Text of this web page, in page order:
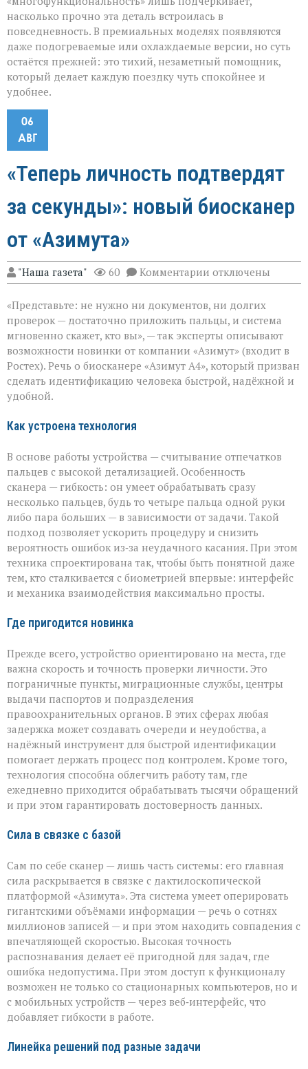
насколько прочно эта деталь встроилась в
повседневность. В премиальных моделях появляются
даже подогреваемые или охлаждаемые версии, но суть
остаётся прежней: это тихий, незаметный помощник,
который делает каждую поездку чуть спокойнее и
удобнее.
06
АВГ
«Теперь личность подтвердят
за секунды»: новый биосканер
от «Азимута»
"Наша газета" 60 Комментарии к
записи
личность
подтвердят
за
секунды»:
новый
биосканер
от
«Азимута»
отключены
«Представьте: не нужно ни документов, ни долгих
проверок — достаточно приложить пальцы, и система
мгновенно скажет, кто вы», — так эксперты описывают
возможности новинки от компании «Азимут» (входит в
Ростех). Речь о биосканере «Азимут А4», который призван
сделать идентификацию человека быстрой, надёжной и
удобной.
Как устроена технология
В основе работы устройства — считывание отпечатков
пальцев с высокой детализацией. Особенность
сканера — гибкость: он умеет обрабатывать сразу
несколько пальцев, будь то четыре пальца одной руки
либо пара больших — в зависимости от задачи. Такой
подход позволяет ускорить процедуру и снизить
вероятность ошибок из‑за неудачного касания. При этом
техника спроектирована так, чтобы быть понятной даже
тем, кто сталкивается с биометрией впервые: интерфейс
и механика взаимодействия максимально просты.
Где пригодится новинка
Прежде всего, устройство ориентировано на места, где
важна скорость и точность проверки личности. Это
пограничные пункты, миграционные службы, центры
выдачи паспортов и подразделения
правоохранительных органов. В этих сферах любая
задержка может создавать очереди и неудобства, а
надёжный инструмент для быстрой идентификации
помогает держать процесс под контролем. Кроме того,
технология способна облегчить работу там, где
ежедневно приходится обрабатывать тысячи обращений
и при этом гарантировать достоверность данных.
Сила в связке с базой
Сам по себе сканер — лишь часть системы: его главная
сила раскрывается в связке с дактилоскопической
платформой «Азимута». Эта система умеет оперировать
гигантскими объёмами информации — речь о сотнях
миллионов записей — и при этом находить совпадения с
впечатляющей скоростью. Высокая точность
распознавания делает её пригодной для задач, где
ошибка недопустима. При этом доступ к функционалу
возможен не только со стационарных компьютеров, но и
с мобильных устройств — через веб‑интерфейс, что
добавляет гибкости в работе.
Линейка решений под разные задачи